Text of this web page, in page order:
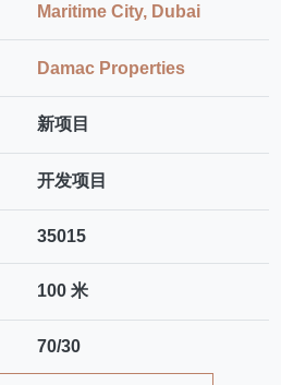
Maritime City, Dubai
Damac Properties
新项目
开发项目
35015
100 米
70/30